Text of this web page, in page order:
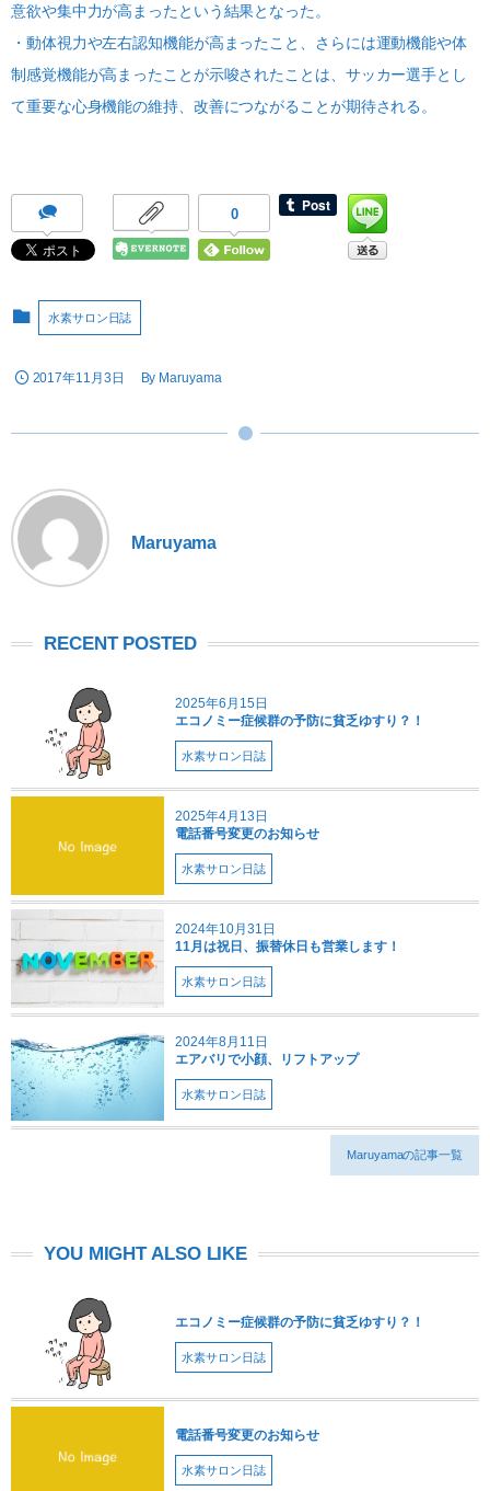
意欲や集中力が高まったという結果となった。
・動体視力や左右認知機能が高まったこと、さらには運動機能や体
制感覚機能が高まったことが示唆されたことは、サッカー選手とし
て重要な心身機能の維持、改善につながることが期待される。
0
水素サロン日誌
2017年11月3日 By Maruyama
Maruyama
RECENT POSTED
2025年6月15日
エコノミー症候群の予防に貧乏ゆすり？！
水素サロン日誌
2025年4月13日
電話番号変更のお知らせ
水素サロン日誌
2024年10月31日
11月は祝日、振替休日も営業します！
水素サロン日誌
2024年8月11日
エアバリで小顔、リフトアップ
水素サロン日誌
Maruyamaの記事一覧
YOU MIGHT ALSO LIKE
エコノミー症候群の予防に貧乏ゆすり？！
水素サロン日誌
電話番号変更のお知らせ
水素サロン日誌